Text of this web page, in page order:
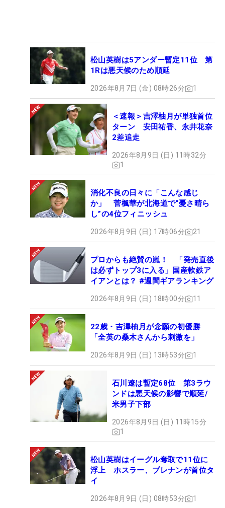
松山英樹は5アンダー暫定11位 第
1Rは悪天候のため順延
2026年8月7日 (金) 08時26分 1
＜速報＞吉澤柚月が単独首位
ターン 安田祐香、永井花奈
2差追走
2026年8月9日 (日) 11時32分
1
消化不良の日々に「こんな感じ
か」 菅楓華が北海道で“憂さ晴ら
し”の4位フィニッシュ
2026年8月9日 (日) 17時06分 21
プロからも絶賛の嵐！ 「発売直後
は必ずトップ3に入る」国産軟鉄ア
イアンとは？ #週間ギアランキング
2026年8月9日 (日) 18時00分 11
22歳・吉澤柚月が念願の初優勝
「全英の桑木さんから刺激を」
2026年8月9日 (日) 13時53分 1
石川遼は暫定68位 第3ラウ
ンドは悪天候の影響で順延/
米男子下部
2026年8月9日 (日) 11時15分
1
松山英樹はイーグル奪取で11位に
浮上 ホスラー、ブレナンが首位タ
イ
2026年8月9日 (日) 08時53分 1